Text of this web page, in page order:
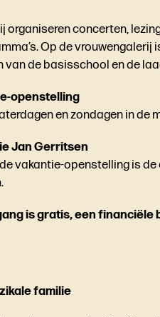
organiseren concerten,
Op de
van de basisschool en de
openstelling
en zondagen in de
Jan Gerritsen
vakantie-openstelling is
is gratis, een
familie